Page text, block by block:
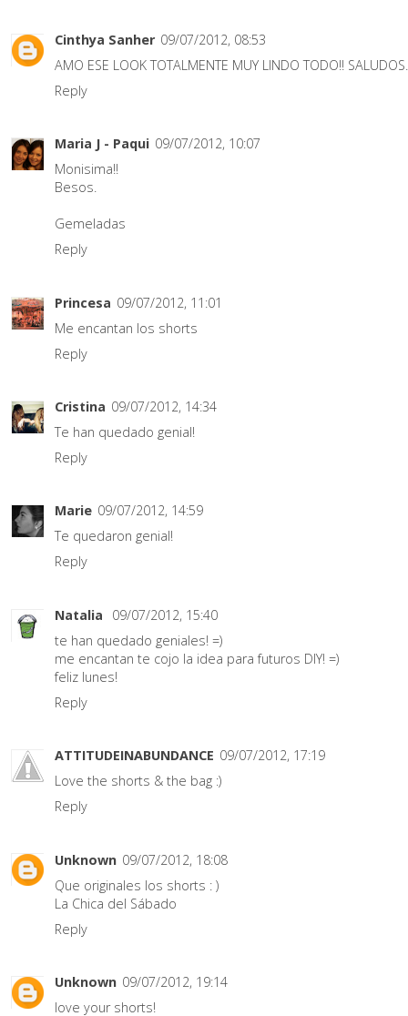
Cinthya Sanher 09/07/2012, 08:53
AMO ESE LOOK TOTALMENTE MUY LINDO TODO!!
Reply
Maria J - Paqui 09/07/2012, 10:07
Monisima!!
Besos.
Gemeladas
Reply
Princesa 09/07/2012, 11:01
Me encantan los shorts
Reply
Cristina 09/07/2012, 14:34
Te han quedado genial!
Reply
Marie 09/07/2012, 14:59
Te quedaron genial!
Reply
Natalia
09/07/2012, 15:40
te han quedado geniales! =)
me encantan te cojo la idea para futuros DIY! =)
feliz lunes!
Reply
ATTITUDEINABUNDANCE 09/07/2012, 17:19
Love the shorts & the bag :)
Reply
Unknown 09/07/2012, 18:08
Que originales los shorts : )
La Chica del Sábado
Reply
Unknown 09/07/2012, 19:14
love your shorts!